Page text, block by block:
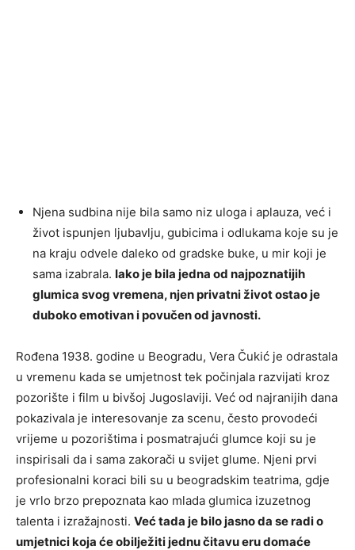
Njena sudbina nije bila samo niz uloga i aplauza, već i
život ispunjen ljubavlju, gubicima i odlukama koje su je
na kraju odvele daleko od gradske buke, u mir koji je
sama izabrala. Iako je bila jedna od najpoznatijih
glumica svog vremena, njen privatni život ostao je
duboko emotivan i povučen od javnosti.
Rođena 1938. godine u Beogradu, Vera Čukić je odrastala
u vremenu kada se umjetnost tek počinjala razvijati kroz
pozorište i film u bivšoj Jugoslaviji. Već od najranijih dana
pokazivala je interesovanje za scenu, često provodeći
vrijeme u pozorištima i posmatrajući glumce koji su je
inspirisali da i sama zakorači u svijet glume. Njeni prvi
profesionalni koraci bili su u beogradskim teatrima, gdje
je vrlo brzo prepoznata kao mlada glumica izuzetnog
talenta i izražajnosti. Već tada je bilo jasno da se radi o
umjetnici koja će obilježiti jednu čitavu eru domaće